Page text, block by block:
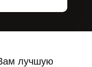
лучшую